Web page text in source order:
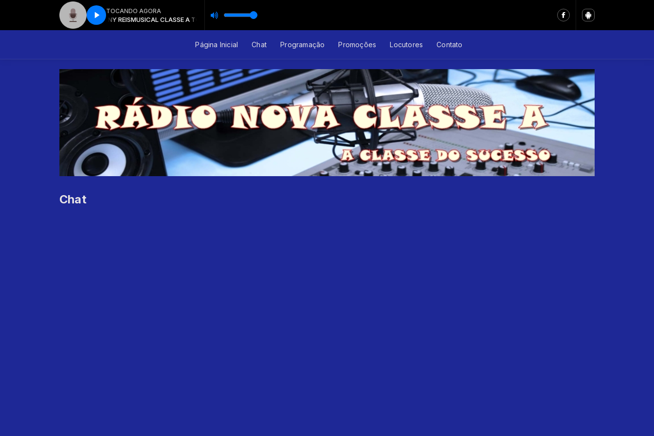
TOCANDO AGORA
MUSICAL CLASSE A TONY REISMUSICAL CLASSE A TONY REIS
Página Inicial Chat Programação Promoções Locutores Contato
Chat